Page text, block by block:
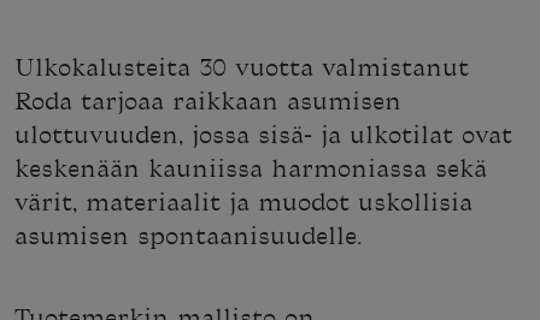
Ulkokalusteita 30 vuotta valmistanut
Roda tarjoaa raikkaan asumisen
ulottuvuuden, jossa sisä- ja ulkotilat ovat
keskenään kauniissa harmoniassa sekä
värit, materiaalit ja muodot uskollisia
asumisen spontaanisuudelle.